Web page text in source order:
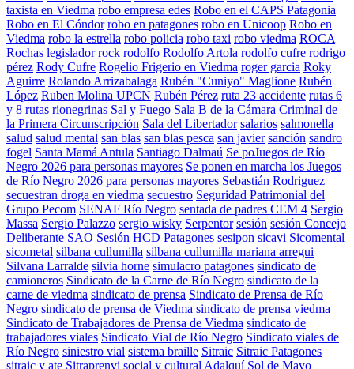
taxista en Viedma robo empresa edes Robo en el CAPS Patagonia
Robo en El Cóndor robo en patagones robo en Unicoop Robo en
Viedma robo la estrella robo policia robo taxi robo viedma ROCA
Rochas legislador rock rodolfo Rodolfo Artola rodolfo cufre rodrigo
pérez Rody Cufre Rogelio Frigerio en Viedma roger garcia Roky
Aguirre Rolando Arrizabalaga Rubén "Cuniyo" Maglione Rubén
López Ruben Molina UPCN Rubén Pérez ruta 23 accidente rutas 6
y 8 rutas rionegrinas Sal y Fuego Sala B de la Cámara Criminal de
la Primera Circunscripción Sala del Libertador salarios salmonella
salud salud mental san blas san blas pesca san javier sanción sandro
fogel Santa Mamá Antula Santiago Dalmaú Se poJuegos de Río
Negro 2026 para personas mayores Se ponen en marcha los Juegos
de Río Negro 2026 para personas mayores Sebastián Rodriguez
secuestran droga en viedma secuestro Seguridad Patrimonial del
Grupo Pecom SENAF Río Negro sentada de padres CEM 4 Sergio
Massa Sergio Palazzo sergio wisky Serpentor sesión sesión Concejo
Deliberante SAO Sesión HCD Patagones sesipon sicavi Sicomental
sicometal silbana cullumilla silbana cullumilla mariana arregui
Silvana Larralde silvia horne simulacro patagones sindicato de
camioneros Sindicato de la Carne de Río Negro sindicato de la
carne de viedma sindicato de prensa Sindicato de Prensa de Río
Negro sindicato de prensa de Viedma sindicato de prensa viedma
Sindicato de Trabajadores de Prensa de Viedma sindicato de
trabajadores viales Sindicato Vial de Río Negro Sindicato viales de
Río Negro siniestro vial sistema braille Sitraic Sitraic Patagones
sitraic y ate Sitraprenvi social y cultural Adalquí Sol de Mayo